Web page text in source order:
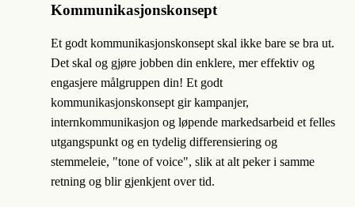
Kommunikasjonskonsept
Et godt kommunikasjonskonsept skal ikke bare se bra ut.
Det skal og gjøre jobben din enklere, mer effektiv og
engasjere målgruppen din! Et godt
kommunikasjonskonsept gir kampanjer,
internkommunikasjon og løpende markedsarbeid et felles
utgangspunkt og en tydelig differensiering og
stemmeleie, "tone of voice", slik at alt peker i samme
retning og blir gjenkjent over tid.